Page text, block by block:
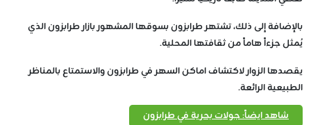
بالإضافة إلى ذلك، تشتهر طرابزون بسوقها المشهور بازار طرابزون الذي
يُمثل جزءاً هاماً من ثقافتها المحلية.
يقصدها الزوار لاكتشاف اماكن السهر في طرابزون والاستمتاع بالمناظر
الطبيعية الرائعة.
شاهد ايضاً: جولات بحرية في طرابزون